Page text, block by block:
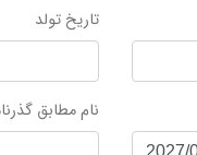
تاریخ تولد
نام مطابق